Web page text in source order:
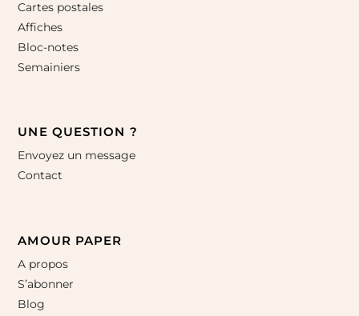
Cartes postales
Affiches
Bloc-notes
Semainiers
UNE QUESTION ?
Envoyez un message
Contact
AMOUR PAPER
A propos
S’abonner
Blog